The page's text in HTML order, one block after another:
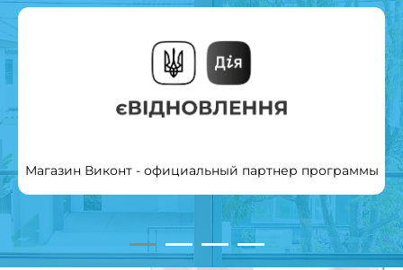
Магазин Виконт - официальный партнер программы